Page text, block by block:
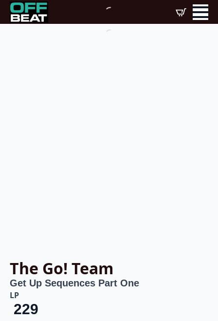
The Go! Team
Get Up Sequences Part One
LP
229